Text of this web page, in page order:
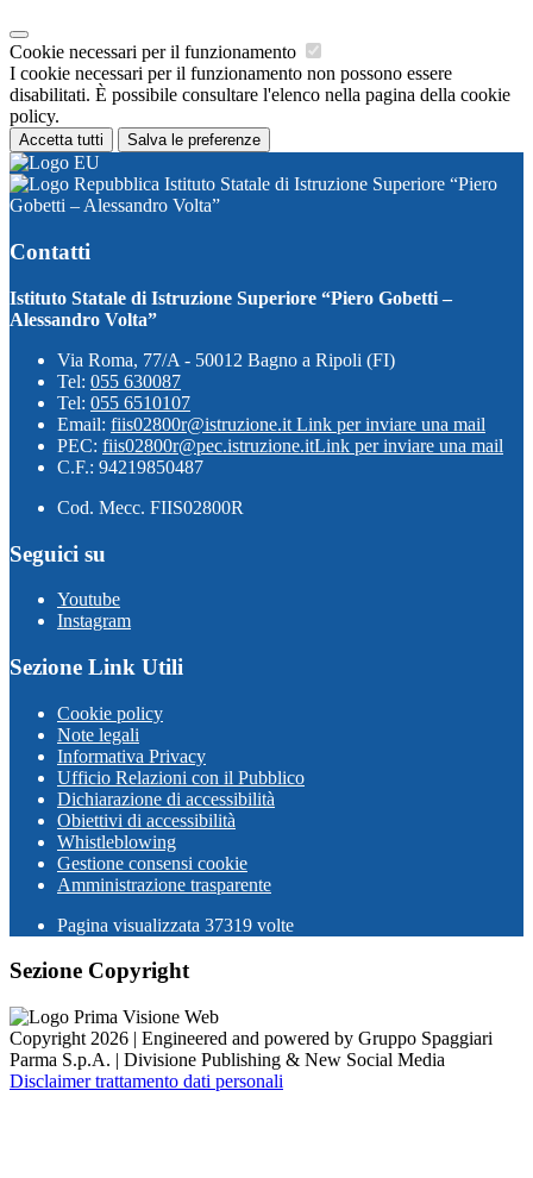
Cookie necessari per il funzionamento
I cookie necessari per il funzionamento non possono essere
disabilitati. È possibile consultare l'elenco nella pagina della cookie
policy.
Accetta tutti Salva le preferenze
Istituto Statale di Istruzione Superiore “Piero
Gobetti – Alessandro Volta”
Contatti
Istituto Statale di Istruzione Superiore “Piero Gobetti –
Alessandro Volta”
Via Roma, 77/A - 50012 Bagno a Ripoli (FI)
Tel: 055 630087
Tel: 055 6510107
Email: fiis02800r@istruzione.it Link per inviare una mail
PEC: fiis02800r@pec.istruzione.itLink per inviare una mail
C.F.: 94219850487
Cod. Mecc. FIIS02800R
Seguici su
Youtube
Instagram
Sezione Link Utili
Cookie policy
Note legali
Informativa Privacy
Ufficio Relazioni con il Pubblico
Dichiarazione di accessibilità
Obiettivi di accessibilità
Whistleblowing
Gestione consensi cookie
Amministrazione trasparente
Pagina visualizzata 37319 volte
Sezione Copyright
Copyright 2026 | Engineered and powered by Gruppo Spaggiari
Parma S.p.A. | Divisione Publishing & New Social Media
Disclaimer trattamento dati personali